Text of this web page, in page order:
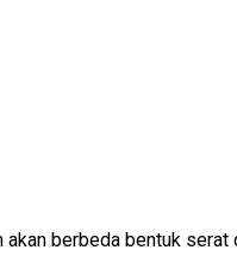
berbeda bentuk serat